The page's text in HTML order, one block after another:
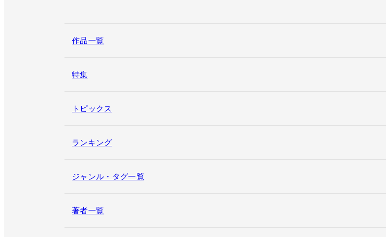
作品一覧
特集
トピックス
ランキング
ジャンル・タグ一覧
著者一覧